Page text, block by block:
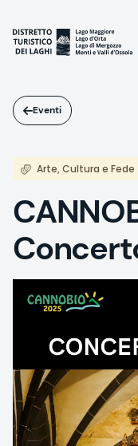
contenuto
principale
Eventi
Arte, Cultura e Fede